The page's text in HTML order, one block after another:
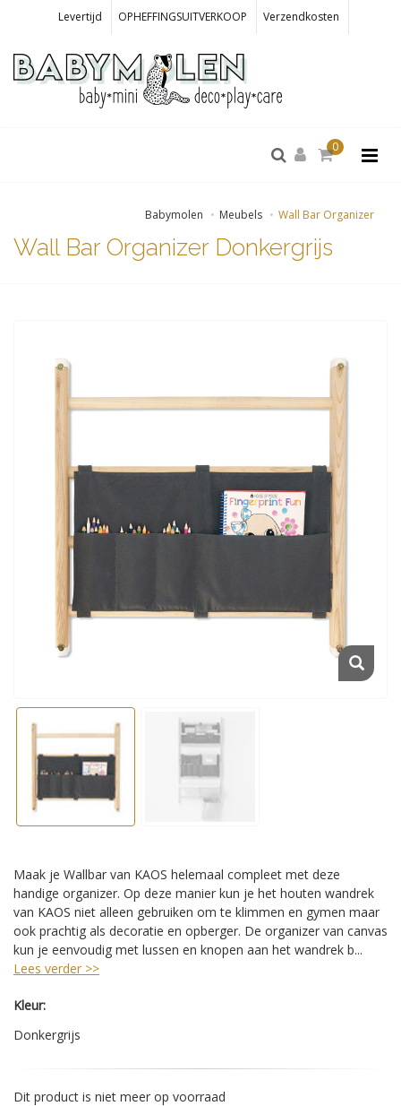
Levertijd OPHEFFINGSUITVERKOOP Verzendkosten
0
Babymolen Meubels Wall Bar Organizer
Wall Bar Organizer Donkergrijs
Maak je Wallbar van KAOS helemaal compleet met deze
handige organizer. Op deze manier kun je het houten wandrek
van KAOS niet alleen gebruiken om te klimmen en gymen maar
ook prachtig als decoratie en opberger. De organizer van canvas
kun je eenvoudig met lussen en knopen aan het wandrek b...
Lees verder >>
Kleur:
Donkergrijs
Dit product is niet meer op voorraad